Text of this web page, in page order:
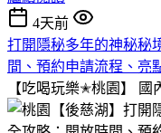
4天前
打開隱秘多年的神秘秘
間、預約申請流程、亮
【吃喝玩樂✭桃園】
國